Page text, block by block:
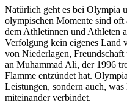
Natürlich geht es bei Olympia
olympischen Momente sind oft
dem Athletinnen und Athleten
Verfolgung kein eigenes Land
von Niederlagen,
an Muhammad Ali, der 1996
Flamme entzündet hat.
Leistungen, sondern auch,
miteinander verbindet.